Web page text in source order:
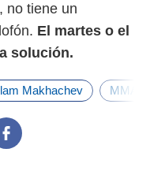
no tiene un
El martes o el
solución.
Makhachev MMA